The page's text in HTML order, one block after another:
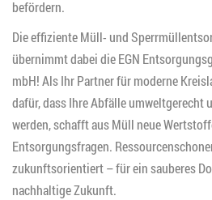
befördern.
Die effiziente Müll- und
übernimmt dabei die EGN
mbH! Als Ihr Partner für moderne
dafür, dass Ihre Abfälle umweltgerecht
werden, schafft aus Müll neue
Entsorgungsfragen.
zukunftsorientiert – für ein sauberes
nachhaltige Zukunft.